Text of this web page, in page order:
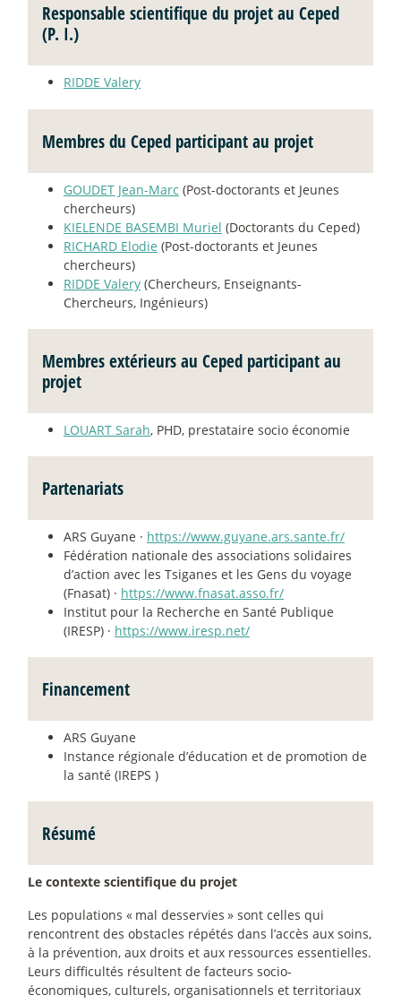
Responsable scientifique du projet au Ceped
(P. I.)
RIDDE Valery
Membres du Ceped participant au projet
GOUDET Jean-Marc (Post-doctorants et Jeunes
chercheurs)
KIELENDE BASEMBI Muriel (Doctorants du Ceped)
RICHARD Elodie (Post-doctorants et Jeunes
chercheurs)
RIDDE Valery (Chercheurs, Enseignants-
Chercheurs, Ingénieurs)
Membres extérieurs au Ceped participant au
projet
LOUART Sarah, PHD, prestataire socio économie
Partenariats
ARS Guyane · https://www.guyane.ars.sante.fr/
Fédération nationale des associations solidaires
d’action avec les Tsiganes et les Gens du voyage
(Fnasat) · https://www.fnasat.asso.fr/
Institut pour la Recherche en Santé Publique
(IRESP) · https://www.iresp.net/
Financement
ARS Guyane
Instance régionale d’éducation et de promotion de
la santé (IREPS )
Résumé
Le contexte scientifique du projet
Les populations « mal desservies » sont celles qui
rencontrent des obstacles répétés dans l’accès aux soins,
à la prévention, aux droits et aux ressources essentielles.
Leurs difficultés résultent de facteurs socio-
économiques, culturels, organisationnels et territoriaux